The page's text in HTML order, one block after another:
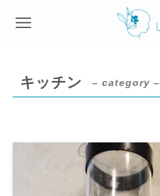
キッチン – category –